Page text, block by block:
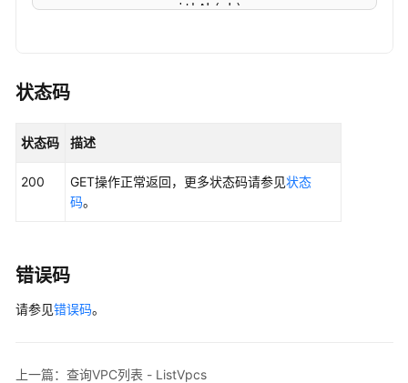
                .withAk(ak)
                .withCredential(auth)
try {
            e.printStackTrace();
        }
            e.printStackTrace();
状态码
状态码 描述
200 GET操作正常返回，更多状态码请参见状态
码。
错误码
请参见错误码。
上一篇：查询VPC列表 - ListVpcs